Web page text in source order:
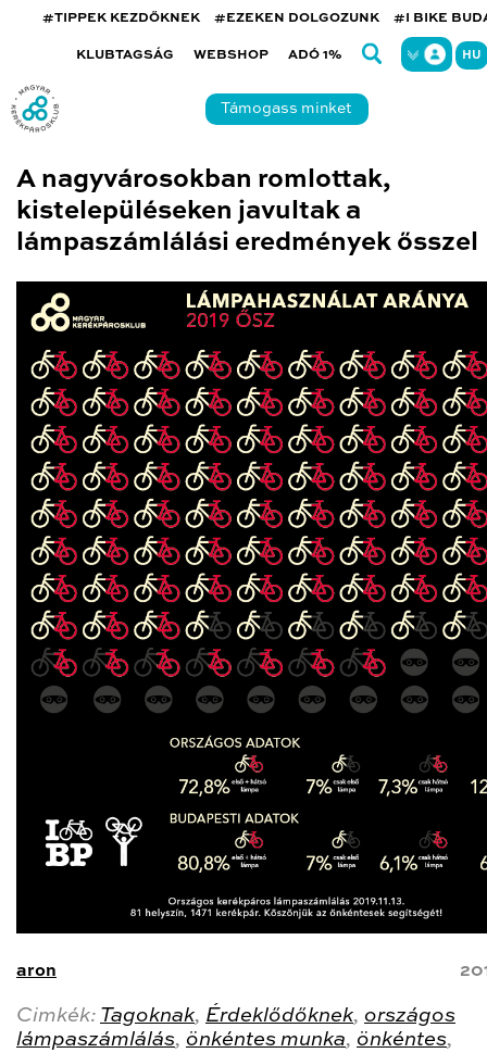
#TIPPEK KEZDŐKNEK #EZEKEN DOLGOZUNK #I BIKE
KLUBTAGSÁG WEBSHOP ADÓ 1% HU
Támogass minket
A nagyvárosokban romlottak,
kistelepüléseken javultak a
lámpaszámlálási eredmények ősszel
aron
Cimkék: Tagoknak, Érdeklődőknek, országos
lámpaszámlálás, önkéntes munka, önkéntes,